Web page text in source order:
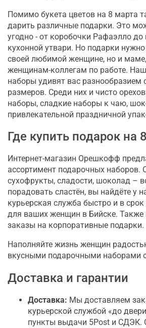
Помимо букета цветов на 8 марта
дарить различные подарки. Это
угодно - от коробочки Рафаэлло до
кухонной утвари. Но подарки
своей любимой женщине, но и
женщинам-коллегам по работе.
наборы удивят вас разнообразием
размеров. Среди них и чисто
наборы, сладкие наборы к чаю,
привлекательной праздничной
Где купить подарок на
Интернет-магазин Орешкофф
ассортимент подарочных наборов.
сухофрукты, сладости, шоколад –
порадовать сластён, вы найдёте у
курьерская служба быстро и в
для ваших женщин в Бийске.
заказы на корпоративные подарки.
Наполняйте жизнь женщин
вкусными подарочными наборами
Доставка и гарантии
Доставка: Мы доставляем
курьерской службой «до
пункты выдачи 5Post и СДЭК.